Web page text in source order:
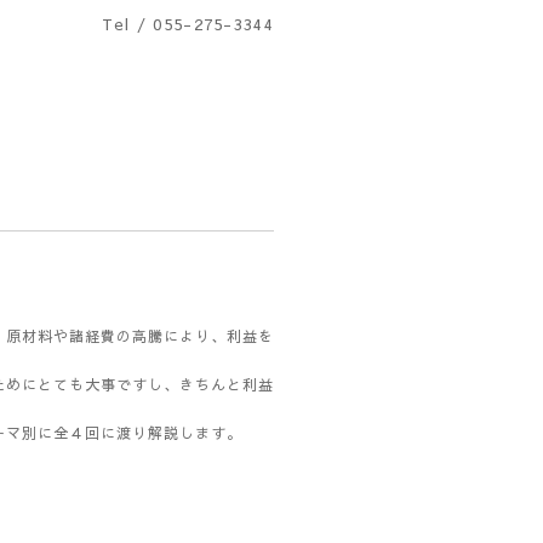
Tel / 055-275-3344
材料や諸経費の高騰により、利益を
にとても大事ですし、きちんと利益
別に全４回に渡り解説します。